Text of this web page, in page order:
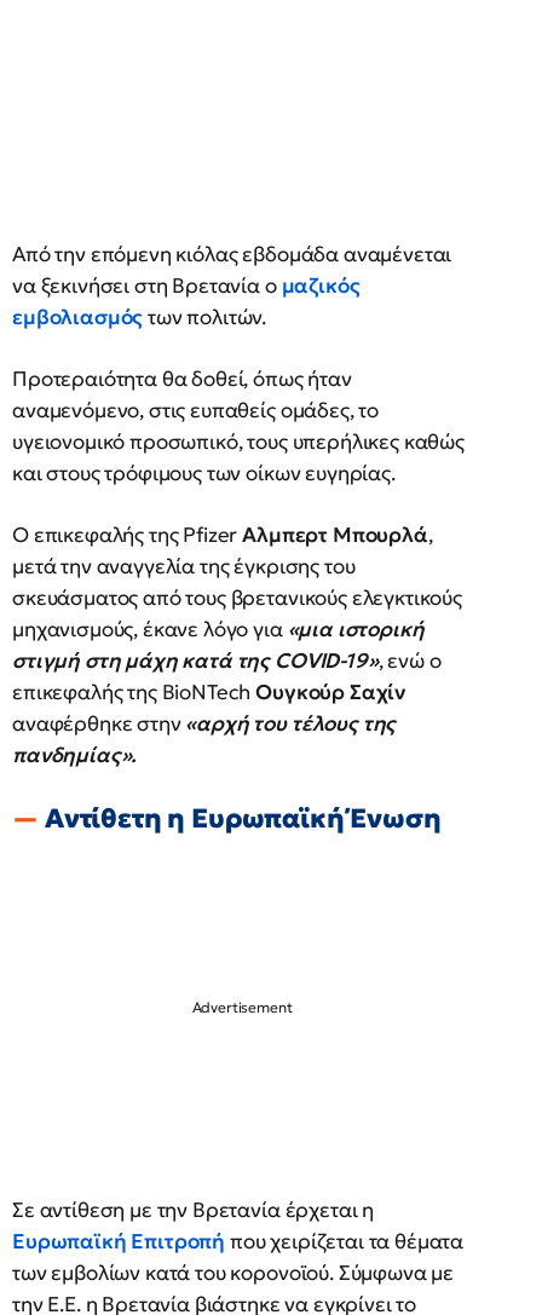
Από την επόμενη κιόλας εβδομάδα αναμένεται
να ξεκινήσει στη Βρετανία ο μαζικός
εμβολιασμόςτων πολιτών.
Προτεραιότητα θα δοθεί, όπως ήταν
αναμενόμενο, στις ευπαθείς ομάδες, το
υγειονομικό προσωπικό, τους υπερήλικες καθώς
και στους τρόφιμους των οίκων ευγηρίας.
Ο επικεφαλής της PfizerΑλμπερτ Μπουρλά,
μετά την αναγγελία της έγκρισης του
σκευάσματος από τους βρετανικούς ελεγκτικούς
μηχανισμούς, έκανε λόγο για «μια ιστορική
στιγμή στη μάχη κατά της COVID-19», ενώ ο
επικεφαλής της BioNTechOυγκούρ Σαχίν
αναφέρθηκε στην«αρχή του τέλους της
πανδημίας».
Αντίθετη η Ευρωπαϊκή Ένωση
Σε αντίθεση με την Βρετανία έρχεται η
Ευρωπαϊκή Επιτροπή που χειρίζεται τα θέματα
των εμβολίων κατά του κορονοϊού. Σύμφωνα με
την Ε.Ε. η Βρετανία βιάστηκε να εγκρίνει το